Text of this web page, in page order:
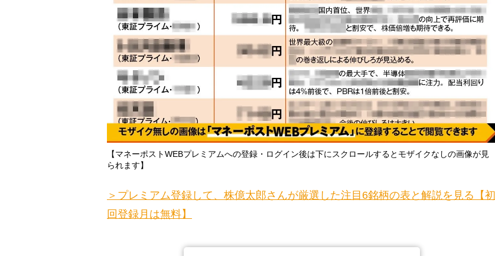
【マネーポストWEBプレミアムへの登録・ログイン後は下にスクロールするとモザイクなしの画像が見
られます】
＞プレミアム登録して、株億太郎さんが厳選した注目6銘柄の表と解説を見る【初
回登録月は無料】